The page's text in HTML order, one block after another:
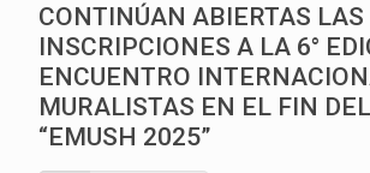
CONTINÚAN ABIERTAS LAS
INSCRIPCIONES A LA 6°
ENCUENTRO
MURALISTAS EN EL FIN
“EMUSH 2025”